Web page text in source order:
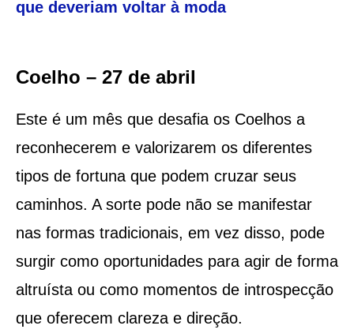
que deveriam voltar à moda
Coelho – 27 de abril
Este é um mês que desafia os Coelhos a
reconhecerem e valorizarem os diferentes
tipos de fortuna que podem cruzar seus
caminhos. A sorte pode não se manifestar
nas formas tradicionais, em vez disso, pode
surgir como oportunidades para agir de forma
altruísta ou como momentos de introspecção
que oferecem clareza e direção.